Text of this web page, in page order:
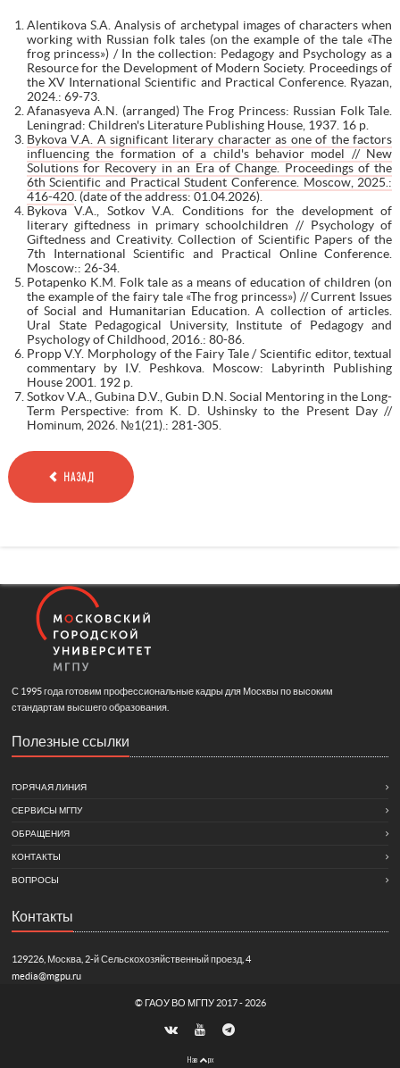
Alentikova S.A. Analysis of archetypal images of characters when
working with Russian folk tales (on the example of the tale «The
frog princess») / In the collection: Pedagogy and Psychology as a
Resource for the Development of Modern Society. Proceedings of
the XV International Scientific and Practical Conference. Ryazan,
2024.: 69-73.
Afanasyeva A.N. (arranged) The Frog Princess: Russian Folk Tale.
Leningrad: Children's Literature Publishing House, 1937. 16 p.
Bykova V.A. A significant literary character as one of the factors
influencing the formation of a child's behavior model // New
Solutions for Recovery in an Era of Change. Proceedings of the
6th Scientific and Practical Student Conference. Moscow, 2025.:
416-420. (date of the address: 01.04.2026).
Bykova V.A., Sotkov V.A. Сonditions for the development of
literary giftedness in primary schoolchildren // Psychology of
Giftedness and Creativity. Collection of Scientific Papers of the
7th International Scientific and Practical Online Conference.
Moscow:: 26-34.
Potapenko K.M. Folk tale as a means of education of children (on
the example of the fairy tale «The frog princess») // Current Issues
of Social and Humanitarian Education. A collection of articles.
Ural State Pedagogical University, Institute of Pedagogy and
Psychology of Childhood, 2016.: 80-86.
Propp V.Y. Morphology of the Fairy Tale / Scientific editor, textual
commentary by I.V. Peshkova. Moscow: Labyrinth Publishing
House 2001. 192 p.
Sotkov V.A., Gubina D.V., Gubin D.N. Social Mentoring in the Long-
Term Perspective: from K. D. Ushinsky to the Present Day //
Hominum, 2026. №1(21).: 281-305.
НАЗАД
С 1995 года готовим профессиональные кадры для Москвы по высоким
стандартам высшего образования.
Полезные ссылки
ГОРЯЧАЯ ЛИНИЯ
СЕРВИСЫ МГПУ
ОБРАЩЕНИЯ
КОНТАКТЫ
ВОПРОСЫ
Контакты
129226, Москва, 2-й Сельскохозяйственный проезд, 4
media@mgpu.ru
© ГАОУ ВО МГПУ 2017 - 2026
Нав рх